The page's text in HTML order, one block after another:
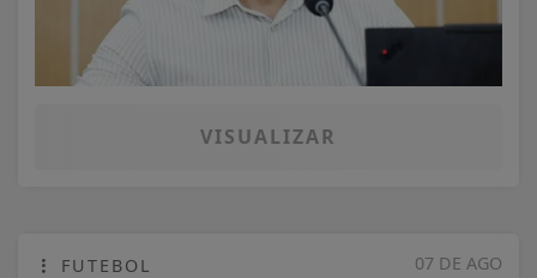
VISUALIZAR
07 DE AGO
FUTEBOL